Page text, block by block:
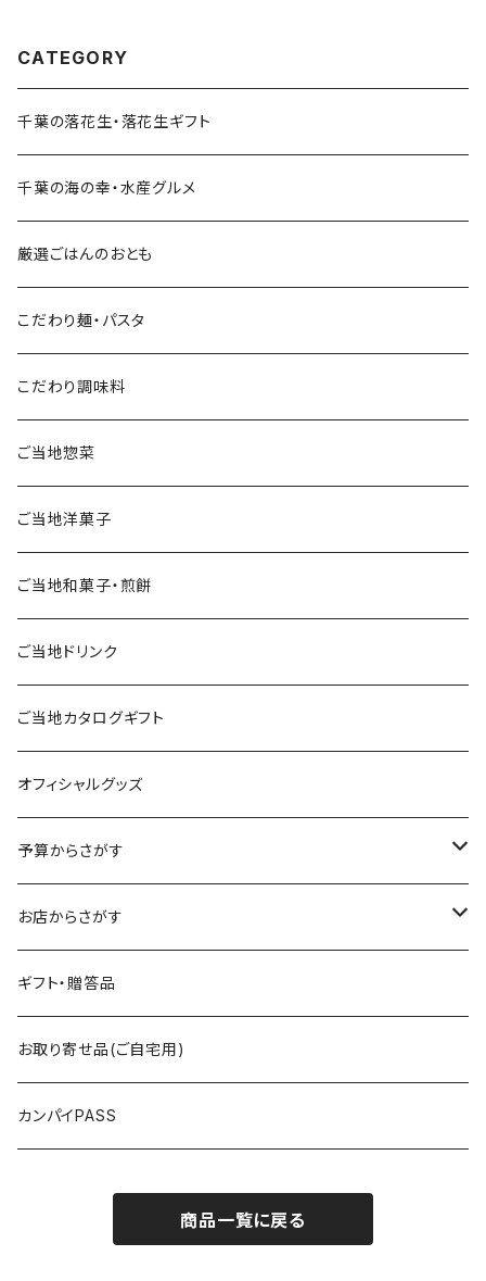
CATEGORY
千葉の落花生・落花生ギフト
千葉の海の幸・水産グルメ
厳選ごはんのおとも
こだわり麺・パスタ
こだわり調味料
ご当地惣菜
ご当地洋菓子
ご当地和菓子・煎餅
ご当地ドリンク
ご当地カタログギフト
オフィシャルグッズ
予算からさがす
～2,500円
～4,000円
～5,000円
5,000円以上
お店からさがす
飯村養蜂
海光物産
まるい鮮魚店
GIBIER JAPON（ジビエジャポン）
ギフト・贈答品
お取り寄せ品(ご自宅用)
カンパイPASS
商品一覧に戻る